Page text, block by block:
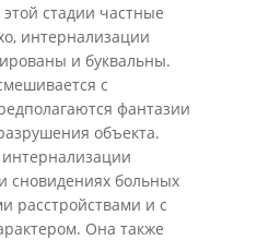
стадии частные
интернализации
и буквальны.
с
фантазии
объекта.
сновидениях больных
расстройствами и с
Она также